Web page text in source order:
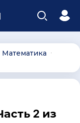
Математика ∙
2 из